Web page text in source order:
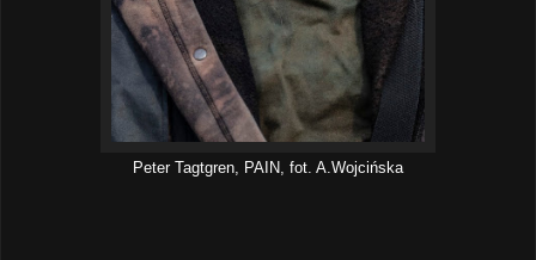
Peter Tagtgren, PAIN, fot. A.Wojcińska